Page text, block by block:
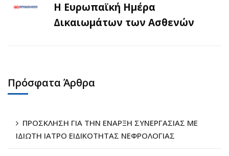
Η Ευρωπαϊκή Ημέρα
Δικαιωμάτων των Ασθενών
Πρόσφατα Άρθρα
ΠΡΟΣΚΛΗΣΗ ΓΙΑ ΤΗΝ ΕΝΑΡΞΗ ΣΥΝΕΡΓΑΣΙΑΣ ΜΕ
ΙΔΙΩΤΗ ΙΑΤΡΟ ΕΙΔΙΚΟΤΗΤΑΣ ΝΕΦΡΟΛΟΓΙΑΣ